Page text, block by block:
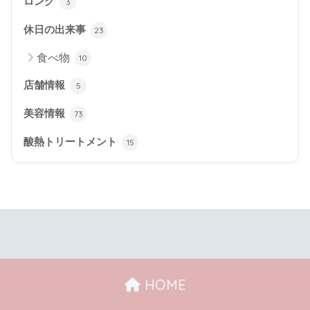
休日の出来事 23
食べ物 10
店舗情報 5
美容情報 73
酸熱トリートメント 15
HOME